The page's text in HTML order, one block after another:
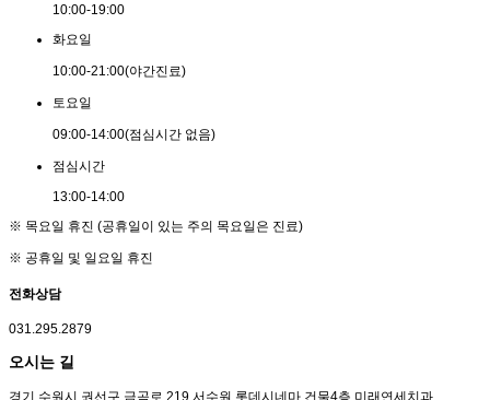
10:00-19:00
화요일
10:00-21:00(야간진료)
토요일
09:00-14:00(점심시간 없음)
점심시간
13:00-14:00
※ 목요일 휴진 (공휴일이 있는 주의 목요일은 진료)
※ 공휴일 및 일요일 휴진
전화상담
031.295.2879
오시는 길
경기 수원시 권선구 금곡로 219 서수원 롯데시네마 건물4층 미래연세치과